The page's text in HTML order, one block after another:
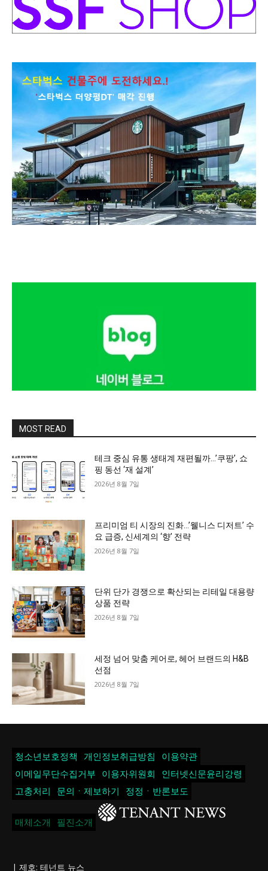
MOST READ
테크 중심 유통 생태계 재편될까…’쿠팡’, 쇼
핑 동선 ‘재 설계’
2026년 8월 7일
프리미엄 티 시장의 진화…’웰니스 디저트’ 수
요 급증, 신세계의 ‘향’ 전략
2026년 8월 7일
단위 단가 경쟁으로 확산되는 리테일 대용량
상품 전략
2026년 8월 7일
세정 넘어 맞춤 케어로, 헤어 브랜드의 H&B
선점
2026년 8월 7일
청소년보호정책 개인정보취급방침
이용약관
이메일무단수집거부
이용자위원회
인터넷신문윤리강령
고충처리
문의ㆍ제보하기 정정ㆍ반론보도
매체소개 필진소개
| 제호: 테넌트 뉴스